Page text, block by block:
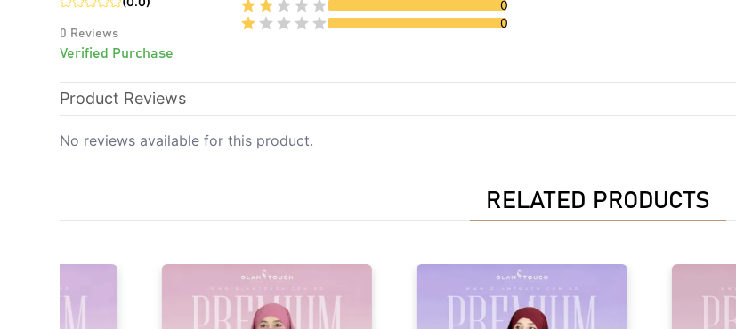
0 Reviews
Verified Purchase
0
0
Product Reviews
No reviews available for this product.
RELATED PRODUCTS